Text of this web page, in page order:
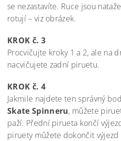
se nezastavíte. Ruce jsou
rotují – viz obrázek.
KROK č. 3
Procvičujte kroky 1 a 2, ale na
nacvičujete zadní piruetu.
KROK č. 4
Jakmile najdete ten správný
Skate Spinneru, můžete
paží. Přední pirueta končí
piruety můžete dokončit